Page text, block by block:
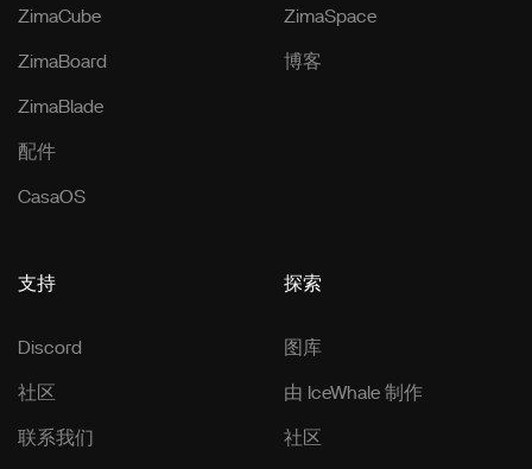
ZimaCube
ZimaBoard
ZimaBlade
配件
CasaOS
ZimaSpace
博客
支持
Discord
社区
联系我们
探索
图库
由 IceWhale 制作
社区